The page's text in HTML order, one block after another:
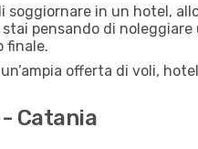
soggiornare in un hotel,
stai pensando di
finale.
offerta di voli,
Catania